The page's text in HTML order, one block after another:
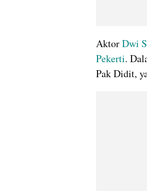
Aktor Dwi
Pekerti.
Pak Didit,